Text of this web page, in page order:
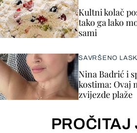
Kultni kolač
tako ga lako
sami
SAVRŠENO
Nina Badrić i
kostima: Ovaj
zvijezde plaže
PROČITAJ